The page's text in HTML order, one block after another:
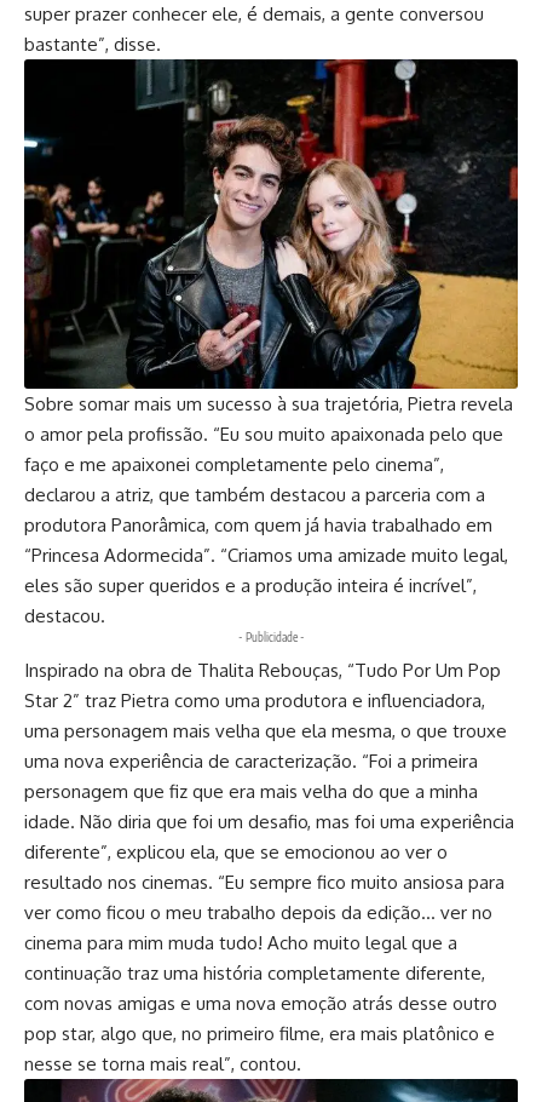
super prazer conhecer ele, é demais, a gente conversou
bastante”, disse.
Sobre somar mais um sucesso à sua trajetória, Pietra revela
o amor pela profissão. “Eu sou muito apaixonada pelo que
faço e me apaixonei completamente pelo cinema”,
declarou a atriz, que também destacou a parceria com a
produtora Panorâmica, com quem já havia trabalhado em
“Princesa Adormecida”. “Criamos uma amizade muito legal,
eles são super queridos e a produção inteira é incrível”,
destacou.
- Publicidade -
Inspirado na obra de Thalita Rebouças, “Tudo Por Um Pop
Star 2” traz Pietra como uma produtora e influenciadora,
uma personagem mais velha que ela mesma, o que trouxe
uma nova experiência de caracterização. “Foi a primeira
personagem que fiz que era mais velha do que a minha
idade. Não diria que foi um desafio, mas foi uma experiência
diferente”, explicou ela, que se emocionou ao ver o
resultado nos cinemas. “Eu sempre fico muito ansiosa para
ver como ficou o meu trabalho depois da edição… ver no
cinema para mim muda tudo! Acho muito legal que a
continuação traz uma história completamente diferente,
com novas amigas e uma nova emoção atrás desse outro
pop star, algo que, no primeiro filme, era mais platônico e
nesse se torna mais real”, contou.